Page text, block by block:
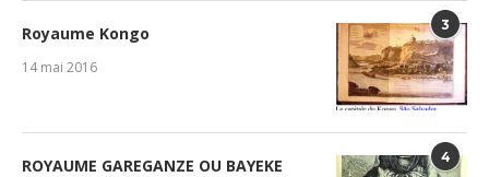
3
Royaume Kongo
14 mai 2016
4
ROYAUME GAREGANZE OU BAYEKE